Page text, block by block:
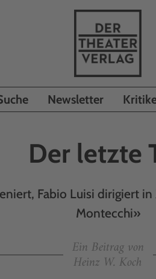
Newsletter
Der letzte
Fabio Luisi dirigiert
Montecchi»
Ein Beitrag von
Heinz W. Koch